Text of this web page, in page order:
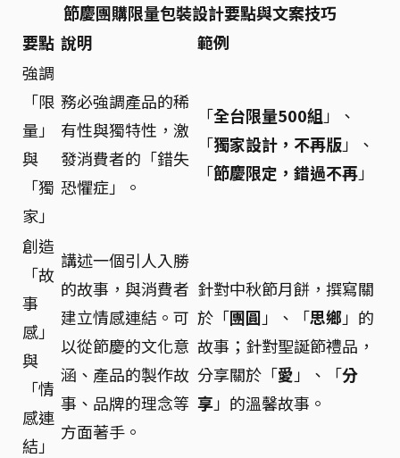
節慶團購限量包裝設計要點與文案技巧
要點 說明
範例
強調
「限
量」
與
「獨
家」
務必強調產品的稀
有性與獨特性，激
發消費者的「錯失
恐懼症」。
「全台限量500組 」、
「獨家設計，不再版」、
「節慶限定，錯過不再」
創造
「故
事
感」
與
「情
感連
結」
講述一個引人入勝
的故事，與消費者
建立情感連結。可
以從節慶的文化意
涵、產品的製作故
事、品牌的理念等
方面著手。
針對中秋節月餅，撰寫關
於「團圓 」、「思鄉」的
故事；針對聖誕節禮品，
分享關於「愛 」、「分
享」的溫馨故事。